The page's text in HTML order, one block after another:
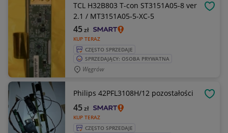
TCL H32B803 T-con ST3151A05-8 ver
2.1 / MT3151A05-5-XC-5
KUP TERAZ
45zł
CZĘSTO SPRZEDAJE
SPRZEDAJĄCY: OSOBA PRYWATNA
Węgrów
Philips 42PFL3108H/12 pozostałości
KUP TERAZ
45zł
CZĘSTO SPRZEDAJE